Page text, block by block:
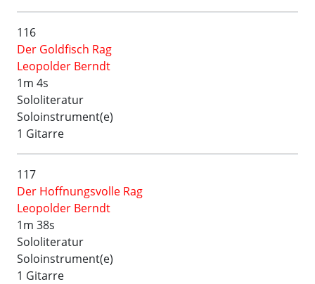
116
Der Goldfisch Rag
Leopolder Berndt
1m 4s
Sololiteratur
Soloinstrument(e)
1 Gitarre
117
Der Hoffnungsvolle Rag
Leopolder Berndt
1m 38s
Sololiteratur
Soloinstrument(e)
1 Gitarre